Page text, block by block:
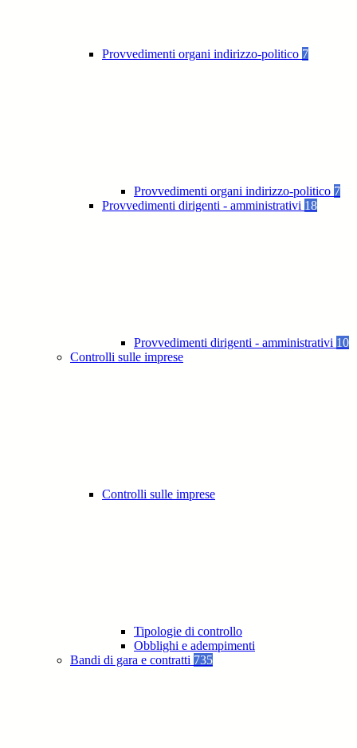
Provvedimenti organi indirizzo-politico 7
Provvedimenti organi indirizzo-politico 7
Provvedimenti dirigenti - amministrativi 18
Provvedimenti dirigenti - amministrativi 10
Controlli sulle imprese
Controlli sulle imprese
Tipologie di controllo
Obblighi e adempimenti
Bandi di gara e contratti 735